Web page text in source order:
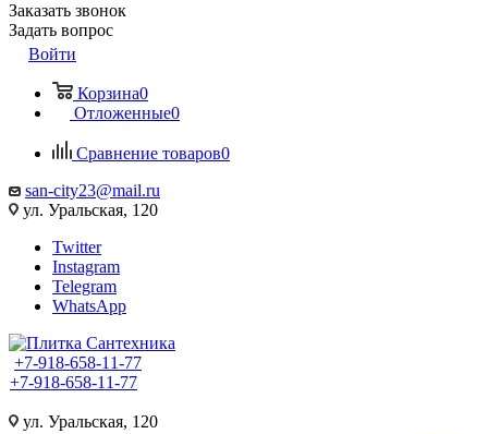
Заказать звонок
Задать вопрос
Войти
Корзина0
Отложенные0
Сравнение товаров0
san-city23@mail.ru
ул. Уральская, 120
Twitter
Instagram
Telegram
WhatsApp
+7-918-658-11-77
+7-918-658-11-77
ул. Уральская, 120